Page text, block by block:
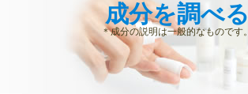
成分を調べる
＊成分の説明は一般的なものです。